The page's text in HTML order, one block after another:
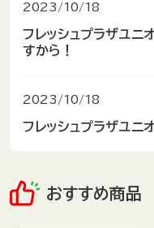
商品も続々追加予定
お取り寄せにも！
お買い求めください
万が一、受信設定をし
大変申し訳ございませ
今後とも引き続き「
お願いいたします。
沖縄県で
24時間営業スーパー
プ、
ージが
リニューアルしまし
ホームページにある、
なんと！あのメロデ
2023/10/18
フレッシュプラザユ
すから！
X（旧Twitter）アカ
2023/10/18
フレッシュプラザユ
です！
おすすめ商品